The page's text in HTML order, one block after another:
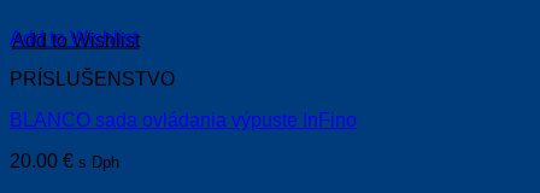
Add to Wishlist
PRÍSLUŠENSTVO
BLANCO sada ovládania výpuste InFino
20.00 € s Dph